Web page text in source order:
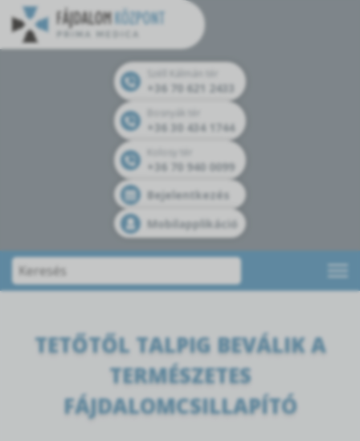
+36 70 621 2433
+36 30 434 1744
+36 70 940 0099
Bejelentkezés
Mobilapplikáció
TETŐTŐL TALPIG BEVÁLIK A
TERMÉSZETES
FÁJDALOMCSILLAPÍTÓ